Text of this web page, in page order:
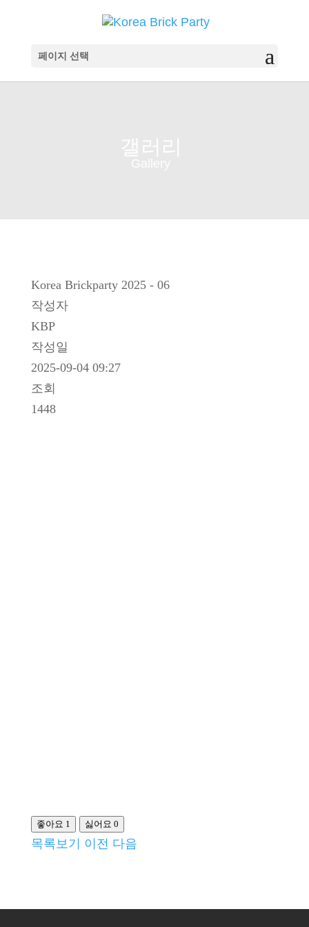
페이지 선택
Korea Brickparty 2025 - 06
작성자
KBP
작성일
2025-09-04 09:27
조회
1448
좋아요 1 싫어요 0
목록보기 이전 다음